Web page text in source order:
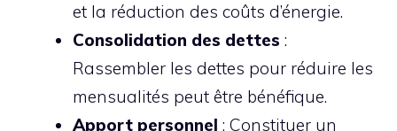
et la réduction des coûts d’énergie.
Consolidation des dettes :
Rassembler les dettes pour réduire les
mensualités peut être bénéfique.
Apport personnel : Constituer un